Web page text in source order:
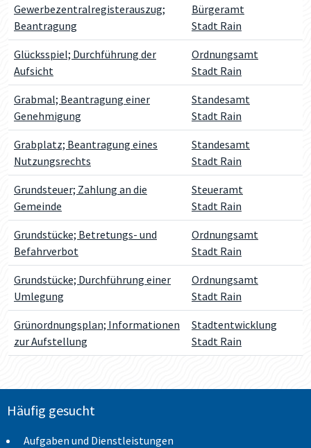
Gewerbezentralregisterauszug;
Beantragung
Bürgeramt
Stadt Rain
Glücksspiel; Durchführung der
Aufsicht
Ordnungsamt
Stadt Rain
Grabmal; Beantragung einer
Genehmigung
Standesamt
Stadt Rain
Grabplatz; Beantragung eines
Nutzungsrechts
Standesamt
Stadt Rain
Grundsteuer; Zahlung an die
Gemeinde
Steueramt
Stadt Rain
Grundstücke; Betretungs- und
Befahrverbot
Ordnungsamt
Stadt Rain
Grundstücke; Durchführung einer
Umlegung
Ordnungsamt
Stadt Rain
Grünordnungsplan; Informationen
zur Aufstellung
Stadtentwicklung
Stadt Rain
Häufig gesucht
Aufgaben und Dienstleistungen